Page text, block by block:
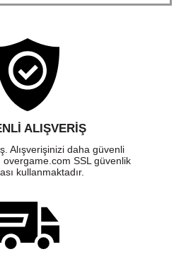
ALIŞVERIŞ
Alışverişinizi daha güvenli
SSL güvenlik
kullanmaktadır.